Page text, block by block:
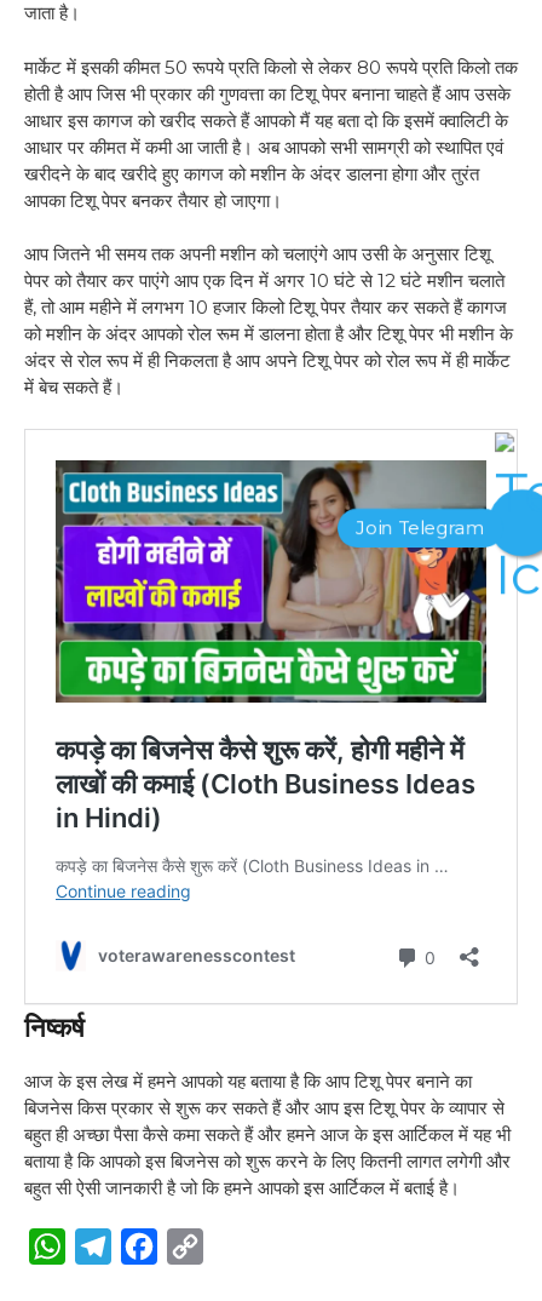
जाता है।
मार्केट में इसकी कीमत 50 रूपये प्रति किलो से लेकर 80 रूपये प्रति किलो तक
होती है आप जिस भी प्रकार की गुणवत्ता का टिशू पेपर बनाना चाहते हैं आप उसके
आधार इस कागज को खरीद सकते हैं आपको मैं यह बता दो कि इसमें क्वालिटी के
आधार पर कीमत में कमी आ जाती है। अब आपको सभी सामग्री को स्थापित एवं
खरीदने के बाद खरीदे हुए कागज को मशीन के अंदर डालना होगा और तुरंत
आपका टिशू पेपर बनकर तैयार हो जाएगा।
आप जितने भी समय तक अपनी मशीन को चलाएंगे आप उसी के अनुसार टिशू
पेपर को तैयार कर पाएंगे आप एक दिन में अगर 10 घंटे से 12 घंटे मशीन चलाते
हैं, तो आम महीने में लगभग 10 हजार किलो टिशू पेपर तैयार कर सकते हैं कागज
को मशीन के अंदर आपको रोल रूम में डालना होता है और टिशू पेपर भी मशीन के
अंदर से रोल रूप में ही निकलता है आप अपने टिशू पेपर को रोल रूप में ही मार्केट
में बेच सकते हैं।
निष्कर्ष
आज के इस लेख में हमने आपको यह बताया है कि आप टिशू पेपर बनाने का
बिजनेस किस प्रकार से शुरू कर सकते हैं और आप इस टिशू पेपर के व्यापार से
बहुत ही अच्छा पैसा कैसे कमा सकते हैं और हमने आज के इस आर्टिकल में यह भी
बताया है कि आपको इस बिजनेस को शुरू करने के लिए कितनी लागत लगेगी और
बहुत सी ऐसी जानकारी है जो कि हमने आपको इस आर्टिकल में बताई है।
W